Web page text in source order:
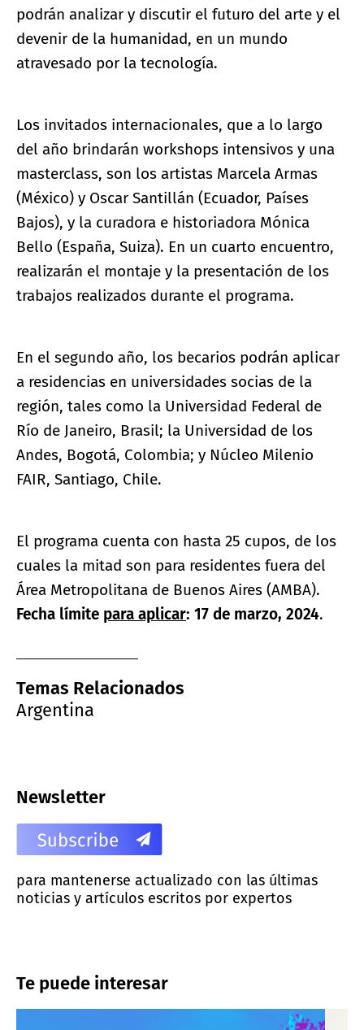
podrán analizar y discutir el futuro del arte y el
devenir de la humanidad, en un mundo
atravesado por la tecnología.
Los invitados internacionales, que a lo largo
del año brindarán workshops intensivos y una
masterclass, son los artistas Marcela Armas
(México) y Oscar Santillán (Ecuador, Países
Bajos), y la curadora e historiadora Mónica
Bello (España, Suiza). En un cuarto encuentro,
realizarán el montaje y la presentación de los
trabajos realizados durante el programa.
En el segundo año, los becarios podrán aplicar
a residencias en universidades socias de la
región, tales como la Universidad Federal de
Río de Janeiro, Brasil; la Universidad de los
Andes, Bogotá, Colombia; y Núcleo Milenio
FAIR, Santiago, Chile.
El programa cuenta con hasta 25 cupos, de los
cuales la mitad son para residentes fuera del
Área Metropolitana de Buenos Aires (AMBA).
Fecha límite para aplicar: 17 de marzo, 2024.
Temas Relacionados
Argentina
Newsletter
para mantenerse actualizado con las últimas
noticias y artículos escritos por expertos
Te puede interesar